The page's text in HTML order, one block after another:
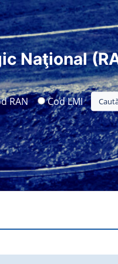
Naţional
RAN Cod LMI